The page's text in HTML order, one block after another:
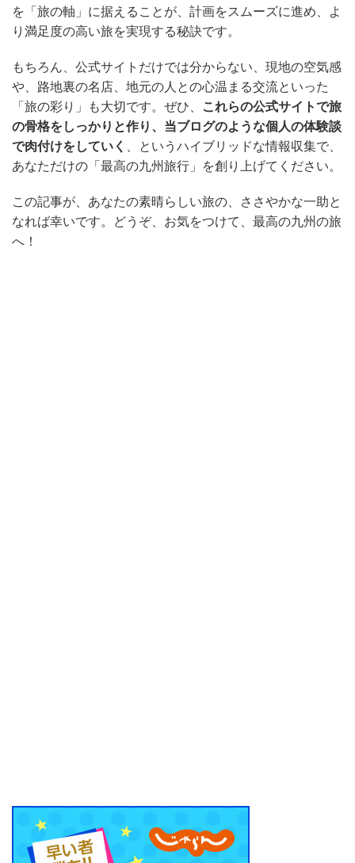
を「旅の軸」に据えることが、計画をスムーズに進め、よ
り満足度の高い旅を実現する秘訣です。
もちろん、公式サイトだけでは分からない、現地の空気感
や、路地裏の名店、地元の人との心温まる交流といった
「旅の彩り」も大切です。ぜひ、 これらの公式サイトで旅
の骨格をしっかりと作り、当ブログのような個人の体験談
で肉付けをしていく
、というハイブリッドな情報収集で、
あなただけの「最高の九州旅行」を創り上げてください。
この記事が、あなたの素晴らしい旅の、ささやかな一助と
なれば幸いです。どうぞ、お気をつけて、最高の九州の旅
へ！